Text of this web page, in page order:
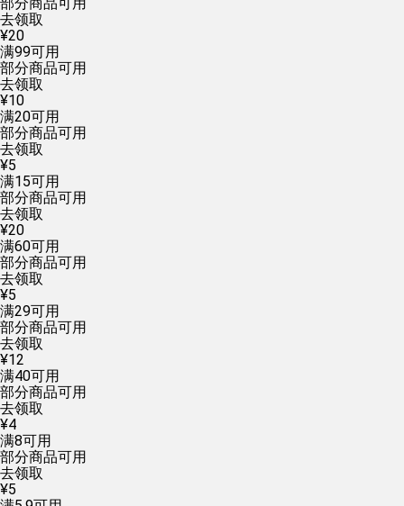
去领取
¥20
满99可用
部分商品可用
去领取
¥10
满20可用
部分商品可用
去领取
¥5
满15可用
部分商品可用
去领取
¥20
满60可用
部分商品可用
去领取
¥5
满29可用
部分商品可用
去领取
¥12
满40可用
部分商品可用
去领取
¥4
满8可用
部分商品可用
去领取
¥5